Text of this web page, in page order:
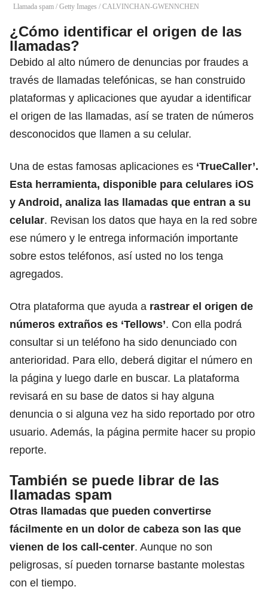
Llamada spam / Getty Images / CALVINCHAN-GWENNCHEN
¿Cómo identificar el origen de las
llamadas?
Debido al alto número de denuncias por fraudes a
través de llamadas telefónicas, se han construido
plataformas y aplicaciones que ayudar a identificar
el origen de las llamadas, así se traten de números
desconocidos que llamen a su celular.
Una de estas famosas aplicaciones es ‘TrueCaller’.
Esta herramienta, disponible para celulares iOS
y Android, analiza las llamadas que entran a su
celular. Revisan los datos que haya en la red sobre
ese número y le entrega información importante
sobre estos teléfonos, así usted no los tenga
agregados.
Otra plataforma que ayuda a rastrear el origen de
números extraños es ‘Tellows’. Con ella podrá
consultar si un teléfono ha sido denunciado con
anterioridad. Para ello, deberá digitar el número en
la página y luego darle en buscar. La plataforma
revisará en su base de datos si hay alguna
denuncia o si alguna vez ha sido reportado por otro
usuario. Además, la página permite hacer su propio
reporte.
También se puede librar de las
llamadas spam
Otras llamadas que pueden convertirse
fácilmente en un dolor de cabeza son las que
vienen de los call-center. Aunque no son
peligrosas, sí pueden tornarse bastante molestas
con el tiempo.